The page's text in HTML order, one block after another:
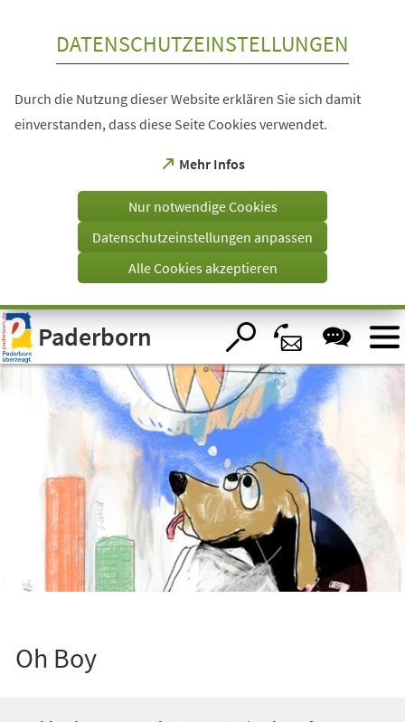
Visuelle
Assistenzsoftware
öffnen.
DATENSCHUTZEINSTELLUNGEN
Durch die Nutzung dieser Website erklären Sie sich damit
einverstanden, dass diese Seite Cookies verwendet.
Mehr Infos
(Öffnet
einem
Tab)
Nur notwendige Cookies
Datenschutzeinstellungen anpassen
Alle Cookies akzeptieren
Paderborn
Oh Boy